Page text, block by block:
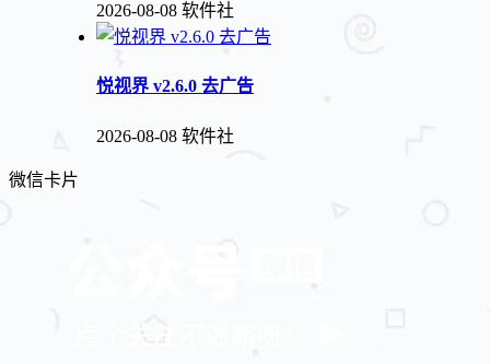
2026-08-08 软件社
悦视界 v2.6.0 去广告
2026-08-08 软件社
微信卡片